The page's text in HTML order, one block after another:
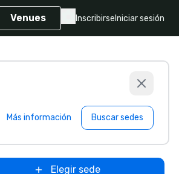
Venues Inscribirse Iniciar sesión
Más información Buscar sedes
Elegir sede